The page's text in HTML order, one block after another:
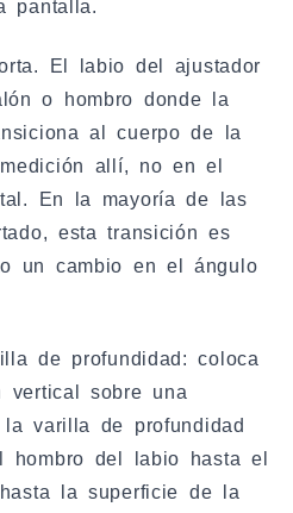
pantalla.
El labio del ajustador
o hombro donde la
al cuerpo de la
allí, no en el
En la mayoría de las
esta transición es
un cambio en el ángulo
de profundidad: coloca
vertical sobre una
varilla de profundidad
hombro del labio hasta el
la superficie de la